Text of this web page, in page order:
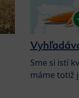
Sme si istí
máme totiž